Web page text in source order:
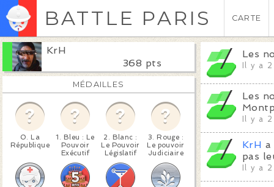
BATTLE PARIS CARTE
KrH
368 pts
MÉDAILLES
0. La
République
1. Bleu : Le
Pouvoir
Exécutif
2. Blanc :
Le Pouvoir
Législatif
3. Rouge :
Le pouvoir
Judiciaire
Les
Il y a
Les
Il y a
KrH
pas
Il y a